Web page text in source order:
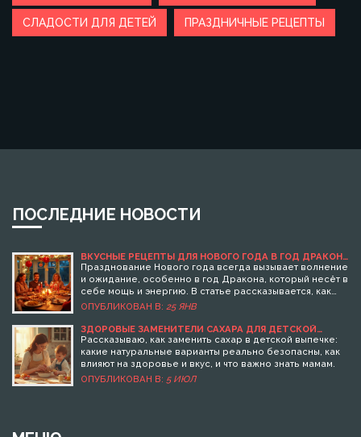
СЛАДОСТИ ДЛЯ ДЕТЕЙ ПРАЗДНИЧНЫЕ РЕЦЕПТЫ
ПОСЛЕДНИЕ НОВОСТИ
ВКУСНЫЕ РЕЦЕПТЫ ДЛЯ НОВОГО ГОДА В ГОД ДРАКОНА
2025
Празднование Нового года всегда вызывает волнение
и ожидание, особенно в год Дракона, который несёт в
себе мощь и энергию. В статье рассказывается, как
встретить 2025 с яркими и вкусными блюдами, которые
которые подчеркнут атмосферу праздника, от
традиционных до современных блюд. Светлана,
увлечённая кулинарией, делится своими советами и
идеями, чтобы этот Новый год стал незабываемым.
ОПУБЛИКОВАН В: 25 ЯНВ
ЗДОРОВЫЕ ЗАМЕНИТЕЛИ САХАРА ДЛЯ ДЕТСКОЙ
ВЫПЕЧКИ: ЛУЧШИЕ НАТУРАЛЬНЫЕ ВАРИАНТЫ
Рассказываю, как заменить сахар в детской выпечке:
какие натуральные варианты реально безопасны, как
влияют на здоровье и вкус, и что важно знать мамам.
ОПУБЛИКОВАН В: 5 ИЮЛ